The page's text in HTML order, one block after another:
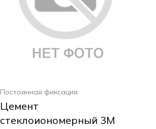
Постоянная фиксация
Цемент
стеклоиономерный 3M